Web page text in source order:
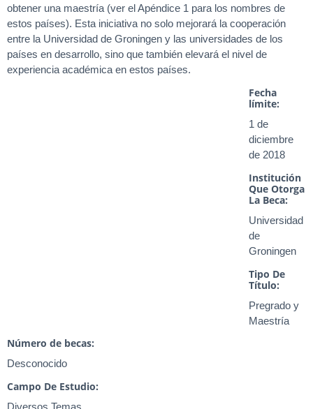
obtener una maestría (ver el Apéndice 1 para los nombres de
estos países). Esta iniciativa no solo mejorará la cooperación
entre la Universidad de Groningen y las universidades de los
países en desarrollo, sino que también elevará el nivel de
experiencia académica en estos países.
Fecha
límite:
1 de
diciembre
de 2018
Institución
Que Otorga
La Beca:
Universidad
de
Groningen
Tipo De
Título:
Pregrado y
Maestría
Número de becas:
Desconocido
Campo De Estudio: